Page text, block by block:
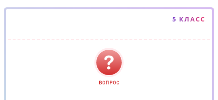
5 КЛАСС
ВОПРОС